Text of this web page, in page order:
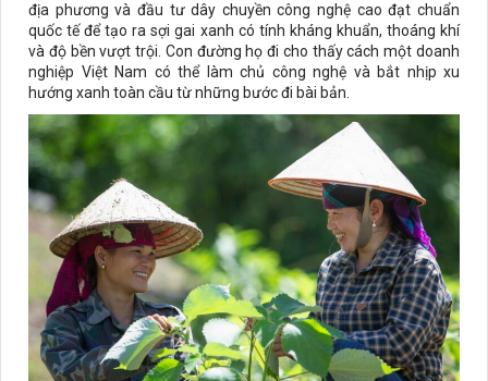
địa phương và đầu tư dây chuyền công nghệ cao đạt chuẩn
quốc tế để tạo ra sợi gai xanh có tính kháng khuẩn, thoáng khí
và độ bền vượt trội. Con đường họ đi cho thấy cách một doanh
nghiệp Việt Nam có thể làm chủ công nghệ và bắt nhịp xu
hướng xanh toàn cầu từ những bước đi bài bản.